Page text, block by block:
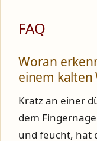
FAQ
Woran
einem kalten
Kratz an einer
dem
und feucht, hat